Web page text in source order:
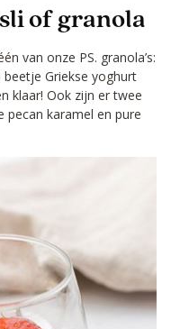
of granola
van onze PS. granola’s:
Griekse yoghurt
klaar! Ook zijn er twee
pecan karamel en pure